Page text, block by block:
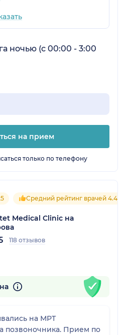
ночью (с 00:00 - 3:00
на прием
только по телефону
Средний рейтинг врачей 4.4
Medical Clinic на
118 отзывов
на МРТ
позвоночника. Прием по